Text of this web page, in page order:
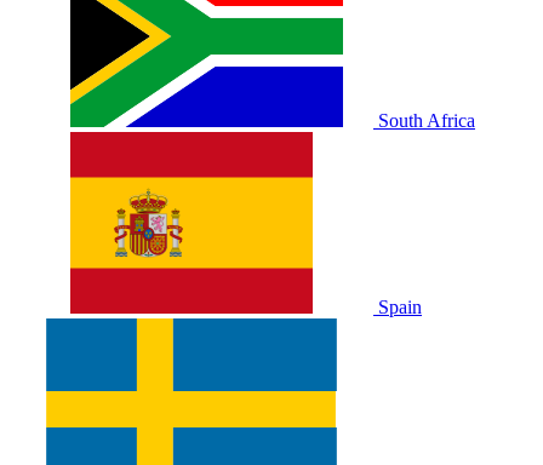
South Africa
Spain